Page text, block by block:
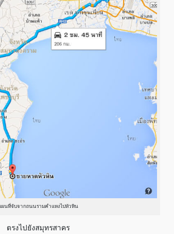
ผนที่จับจากถนนรามคำแหงไปหัวหิน
ตรงไปยังสมุทรสาคร